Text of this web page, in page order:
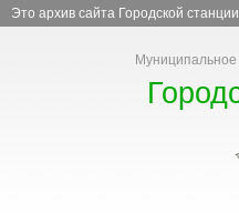
Это архив сайта Городской